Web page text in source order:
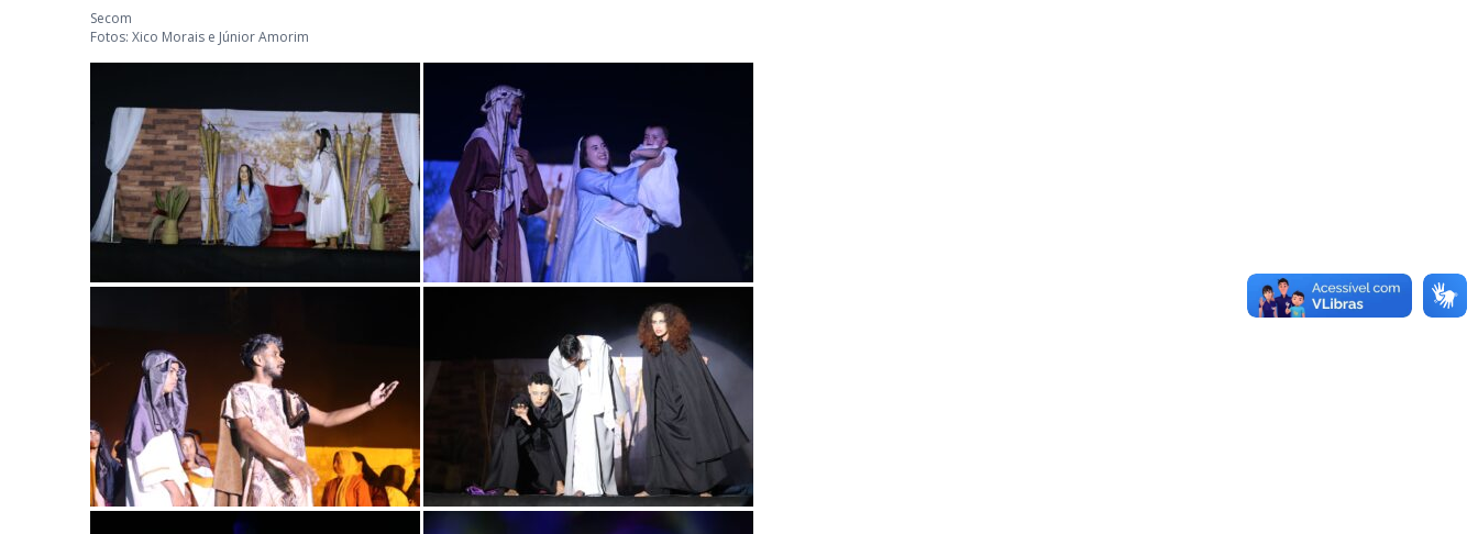
Secom
Fotos: Xico Morais e Júnior Amorim